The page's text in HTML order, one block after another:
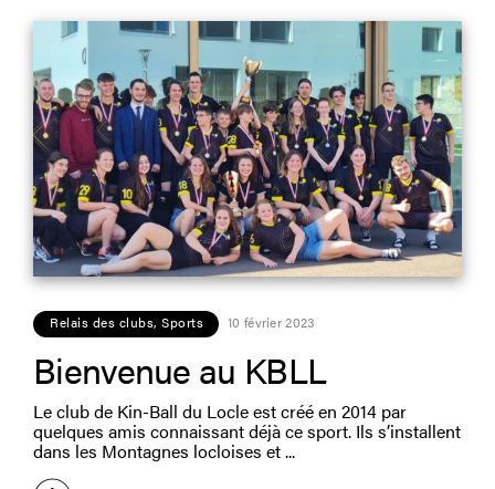
Relais des clubs, Sports 10 février 2023
Bienvenue au KBLL
Le club de Kin-Ball du Locle est créé en 2014 par
quelques amis connaissant déjà ce sport. Ils s’installent
dans les Montagnes locloises et